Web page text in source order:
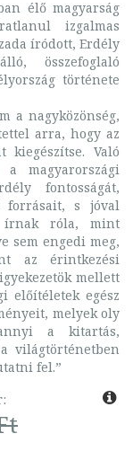
élő magyarság
izgalmas
íródott, Erdély
összefoglaló
története
a nagyközönség,
arra, hogy az
Való
magyarországi
fontosságát,
forrásait, s jóval
írnak róla, mint
sem engedi meg,
az érintkezési
mellett
előítéletek egész
melyek oly
a kitartás,
világtörténetben
fel.”